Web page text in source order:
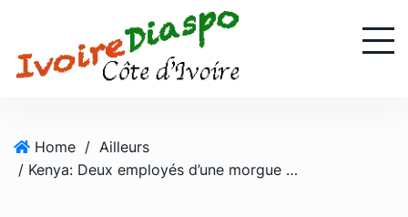
Home / Ailleurs
/ Kenya: Deux employés d’une morgue arrêtés pour avoir vendu des testicules